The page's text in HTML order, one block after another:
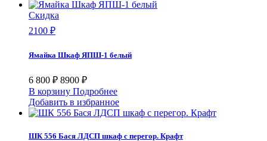
Эра 20
меньше
Скидка
2100 ₽
Ямайка Шкаф ЯПШ-1 белый
6 800 ₽ 8900 ₽
В корзину Подробнее
Добавить в избранное
ШК 556 Бася ЛДСП шкаф с перегор. Крафт